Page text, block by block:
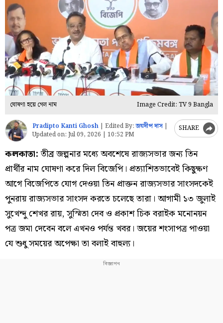
ঘোষণা হয়ে গেল নাম Image Credit: TV 9 Bangla
Pradipto Kanti Ghosh Edited By:জয়দীপ দাস
Updated on: Jul 09, 2026 | 10:52 PM
SHARE
কলকাতা:তীব্র জল্পনার মধ্যে অবশেষে রাজ্যসভার জন্য তিন
প্রার্থীর নাম ঘোষণা করে দিল বিজেপি। প্রত্যাশিতভাবেই কিছুক্ষণ
আগে বিজেপিতে যোগ দেওয়া তিন প্রাক্তন রাজ্যসভার সাংসদকেই
পুনরায় রাজ্যসভার সাংসদ করতে চলেছে তারা। আগামী ১৩ জুলাই
সুখেন্দু শেখর রায়, সুস্মিতা দেব ও প্রকাশ চিক বরাইক মনোনয়ন
পত্র জমা দেবেন বলে এখনও পর্যন্ত খবর। জয়ের শংসাপত্র পাওয়া
যে শুধু সময়ের অপেক্ষা তা বলাই বাহুল্য।